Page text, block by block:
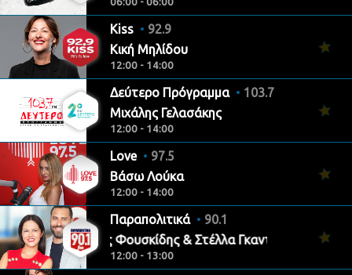
Kiss
92.9
Κική Μηλίδου
12:00 - 14:00
Δεύτερο Πρόγραμμα
103.7
Μιχάλης Γελασάκης
12:00 - 14:00
Love
97.5
Βάσω Λούκα
12:00 - 14:00
Παραπολιτικά
90.1
Θανάσης Φουσκίδης & Στέλλα Γκαντώνα
12:00 - 13:00